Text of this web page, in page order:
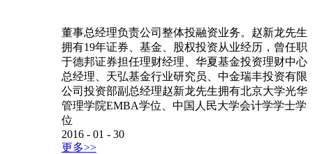
董事总经理负责公司整体投融资业务。赵新龙先生
拥有19年证券、基金、股权投资从业经历，曾任职
于德邦证券担任理财经理、华夏基金投资理财中心
总经理、天弘基金行业研究员、中金瑞丰投资有限
公司投资部副总经理赵新龙先生拥有北京大学光华
管理学院EMBA学位、中国人民大学会计学学士学
位
2016 - 01 - 30
更多>>